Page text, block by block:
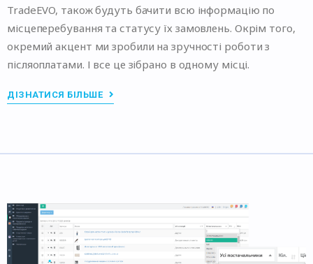
TradeEVO, також будуть бачити всю інформацію по
місцеперебування та статусу їх замовлень. Окрім того,
окремий акцент ми зробили на зручності роботи з
післяоплатами. І все це зібрано в одному місці.
ДІЗНАТИСЯ БІЛЬШЕ